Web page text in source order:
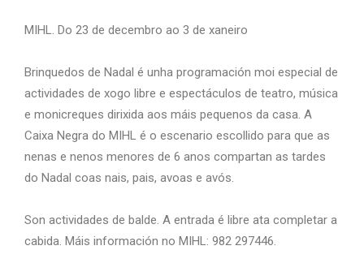
MIHL. Do 23 de decembro ao 3 de xaneiro
Brinquedos de Nadal é unha programación moi especial de
actividades de xogo libre e espectáculos de teatro, música
e monicreques dirixida aos máis pequenos da casa. A
Caixa Negra do MIHL é o escenario escollido para que as
nenas e nenos menores de 6 anos compartan as tardes
do Nadal coas nais, pais, avoas e avós.
Son actividades de balde. A entrada é libre ata completar a
cabida. Máis información no MIHL: 982 297446.